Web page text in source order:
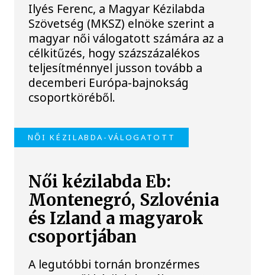
Ilyés Ferenc, a Magyar Kézilabda
Szövetség (MKSZ) elnöke szerint a
magyar női válogatott számára az a
célkitűzés, hogy százszázalékos
teljesítménnyel jusson tovább a
decemberi Európa-bajnokság
csoportköréből.
NŐI KÉZILABDA-VÁLOGATOTT
Női kézilabda Eb:
Montenegró, Szlovénia
és Izland a magyarok
csoportjában
A legutóbbi tornán bronzérmes